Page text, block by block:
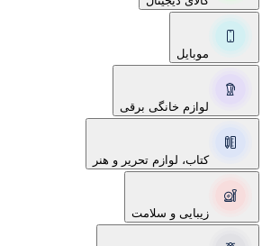
موبایل
لوازم خانگی برقی
کتاب، لوازم تحریر و هنر
زیبایی و سلامت